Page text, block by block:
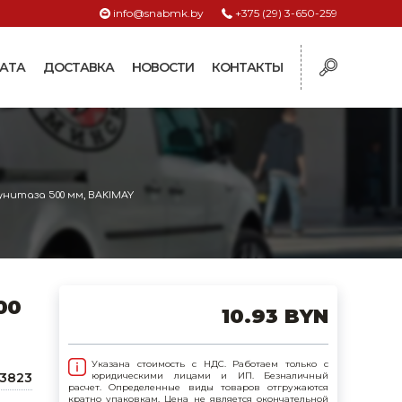
+375 (29) 3-650-259
info@snabmk.by
ДОСТАВКА НОВОСТИ КОНТАКТЫ
для систем
и
для птиц
500 мм, BAKIMAY
10.93 BYN
Указана стоимость с НДС. Работаем только с
юридическими лицами и ИП. Безналичный
расчет. Определенные виды товаров отгружаются
кратно упаковкам. Цена не является окончательной